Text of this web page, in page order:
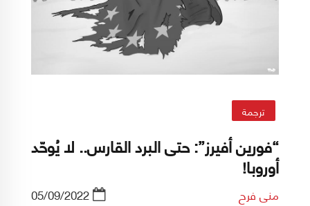
ترجمة
“فورين أفيرز”: حتى البرد القارس.. لا يُوحّد
أوروبا!
منى فرح 05/09/2022